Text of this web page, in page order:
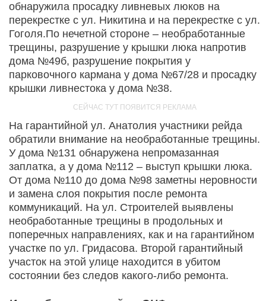
обнаружила просадку ливневых люков на
перекрестке с ул. Никитина и на перекрестке с ул.
Гоголя.По нечетной стороне – необработанные
трещины, разрушение у крышки люка напротив
дома №49б, разрушение покрытия у
парковочного кармана у дома №67/28 и просадку
крышки ливнестока у дома №38.
На гарантийной ул. Анатолия участники рейда
обратили внимание на необработанные трещины.
У дома №131 обнаружена непромазанная
заплатка, а у дома №112 – выступ крышки люка.
От дома №110 до дома №98 заметны неровности
и замена слоя покрытия после ремонта
коммуникаций. На ул. Строителей выявлены
необработанные трещины в продольных и
поперечных направлениях, как и на гарантийном
участке по ул. Гридасова. Второй гарантийный
участок на этой улице находится в убитом
состоянии без следов какого-либо ремонта.